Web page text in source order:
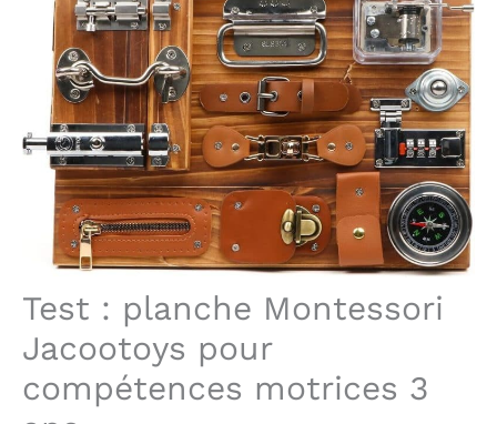
Test : planche Montessori
Jacootoys pour
compétences motrices 3